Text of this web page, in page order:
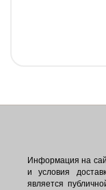
Информация на
и условия
является